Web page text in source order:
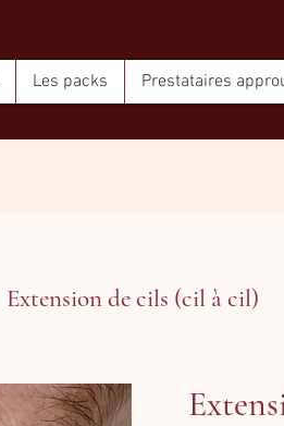
Les packs Prestataires
Extension de cils (cil à cil)